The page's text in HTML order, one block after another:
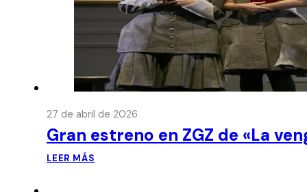
27 de abril de 2026
Gran estreno en ZGZ de «La
LEER MÁS